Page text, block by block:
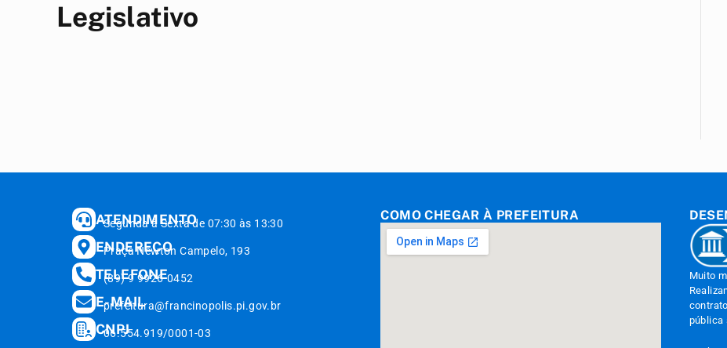
Legislativo
ATENDIMENTO
Segunda à Sexta de 07:30 às 13:30
ENDEREÇO
Praça Newton Campelo, 193
TELEFONE
(89) 9 9926-0452
E-MAIL
prefeitura@francinopolis.pi.gov.br
CNPJ
06.554.919/0001-03
COMO CHEGAR À PREFEITURA
Muito
pública